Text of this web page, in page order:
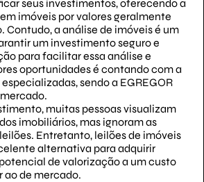
seus investimentos, oferecendo a
imóveis por valores geralmente
Contudo, a análise de imóveis é um
um investimento seguro e
para facilitar essa análise e
oportunidades é contando com a
sendo a EGREGOR
muitas pessoas visualizam
imobiliários, mas ignoram as
Entretanto, leilões de imóveis
alternativa para adquirir
de valorização a um custo
de mercado.